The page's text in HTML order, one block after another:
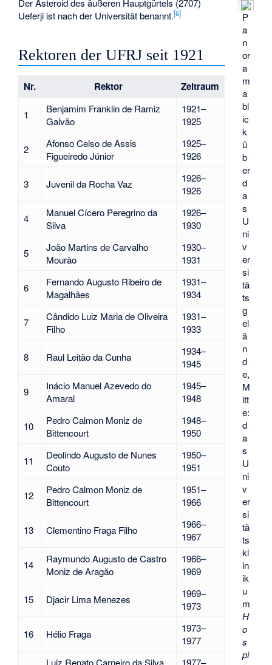
P
a
n
or
a
m
a
bl
ic
k
ü
b
er
d
a
s
U
ni
v
er
si
tä
ts
g
el
ä
n
d
e,
M
itt
e:
d
a
s
U
ni
v
er
si
tä
ts
kl
in
ik
u
m
H
o
s
pi
Der Asteroid des äußeren Hauptgürtels (2707)
Ueferji ist nach der Universität benannt.[6]
Rektoren der UFRJ seit 1921
Nr. Rektor Zeitraum
1
Benjamim Franklin de Ramiz
Galvão
1921–
1925
2
Afonso Celso de Assis
Figueiredo Júnior
1925–
1926
3 Juvenil da Rocha Vaz
1926–
1926
4
Manuel Cícero Peregrino da
Silva
1926–
1930
5
João Martins de Carvalho
Mourão
1930–
1931
6
Fernando Augusto Ribeiro de
Magalhães
1931–
1934
7
Cândido Luiz Maria de Oliveira
Filho
1931–
1933
8 Raul Leitão da Cunha
1934–
1945
9
Inácio Manuel Azevedo do
Amaral
1945–
1948
10
Pedro Calmon Moniz de
Bittencourt
1948–
1950
11
Deolindo Augusto de Nunes
Couto
1950–
1951
12
Pedro Calmon Moniz de
Bittencourt
1951–
1966
13 Clementino Fraga Filho
1966–
1967
14
Raymundo Augusto de Castro
Moniz de Aragão
1966–
1969
15 Djacir Lima Menezes
1969–
1973
16 Hélio Fraga
1973–
1977
Luiz Renato Carneiro da Silva 1977–